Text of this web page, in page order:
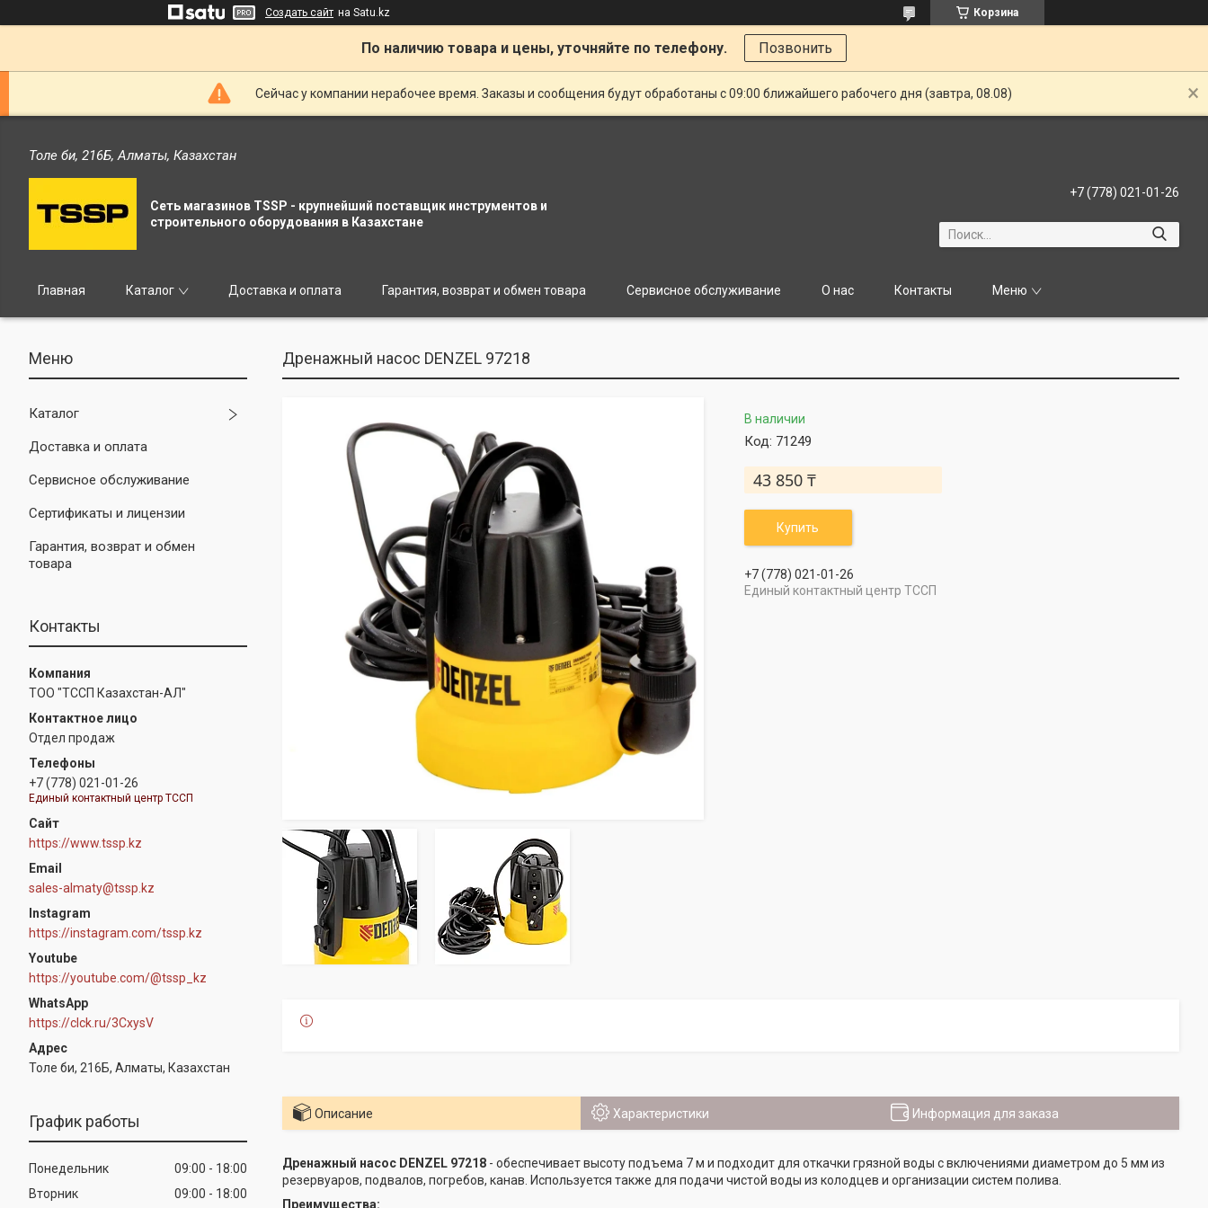
Создать сайт на Satu.kz Корзина
По наличию товара и цены, уточняйте по телефону. Позвонить
Сейчас у компании нерабочее время. Заказы и сообщения будут обработаны с 09:00 ближайшего рабочего дня (завтра, 08.08)
Толе би, 216Б, Алматы, Казахстан
Сеть магазинов TSSP - крупнейший поставщик инструментов и
строительного оборудования в Казахстане
+7 (778) 021-01-26
Главная Каталог Доставка и оплата Гарантия, возврат и обмен товара Сервисное обслуживание О нас Контакты Меню
Каталог
Доставка и оплата
Сервисное обслуживание
Сертификаты и лицензии
Гарантия, возврат и обмен
товара
Контакты
ТОО "ТССП Казахстан-АЛ"
Отдел продаж
+7 (778) 021-01-26
Единый контактный центр ТССП
https://www.tssp.kz
sales-almaty@tssp.kz
Instagram
https://instagram.com/tssp.kz
Youtube
https://youtube.com/@tssp_kz
WhatsApp
https://clck.ru/3CxysV
Толе би, 216Б, Алматы, Казахстан
График работы
Понедельник 09:00
18:00
Вторник
09:00
18:00
Дренажный насос DENZEL 97218
В наличии
Код: 71249
43 850 ₸
Купить
+7 (778) 021-01-26
Единый контактный центр ТССП
Описание Характеристики Информация для заказа
Дренажный насос DENZEL 97218- обеспечивает высоту подъема 7 м и подходит для откачки грязной воды с включениями диаметром до 5 мм из
резервуаров, подвалов, погребов, канав. Используется также для подачи чистой воды из колодцев и организации систем полива.
Преимущества: